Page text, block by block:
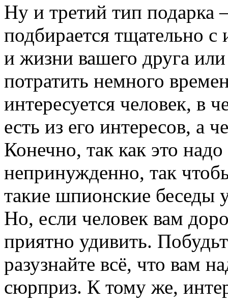
Ну и третий тип подарка
подбирается тщательно
и жизни вашего друга
потратить немного
интересуется человек, в
есть из его интересов, а
Конечно, так как это надо
непринужденно, так
такие шпионские беседы
Но, если человек вам
приятно удивить.
разузнайте всё, что вам
сюрприз. К тому же,